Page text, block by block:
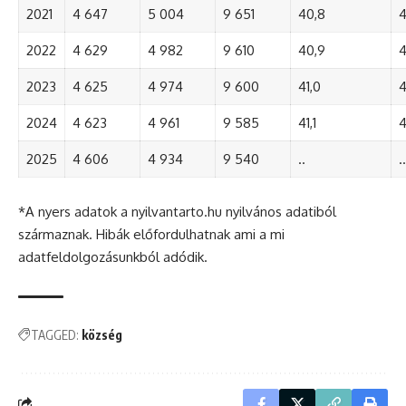
2021 4 647 5 004 9 651 40,8
2022 4 629 4 982 9 610 40,9
2023 4 625 4 974 9 600 41,0
2024 4 623 4 961 9 585 41,1
2025 4 606 4 934 9 540 .. ..
*A nyers adatok a nyilvantarto.hu nyilvános adatiból
származnak. Hibák előfordulhatnak ami a mi
adatfeldolgozásunkból adódik.
TAGGED: község